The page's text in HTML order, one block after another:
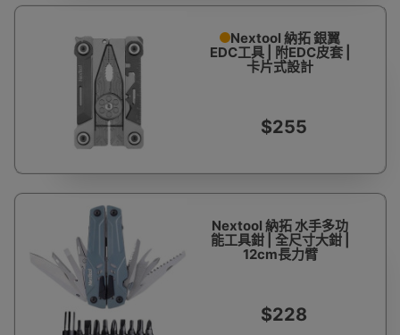
Nextool 納拓 銀翼
EDC工具 | 附EDC皮套 |
卡片式設計
$255
Nextool 納拓 水手多功
能工具鉗 | 全尺寸大鉗 |
12cm長力臂
$228